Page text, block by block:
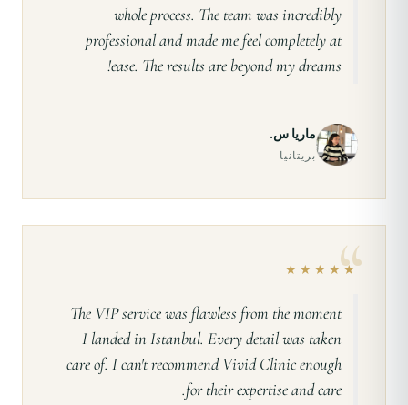
whole process. The team was incredibly
professional and made me feel completely at
ease. The results are beyond my dreams!
ماریا س.
بریتانیا
★★★★★
The VIP service was flawless from the moment
I landed in Istanbul. Every detail was taken
care of. I can't recommend Vivid Clinic enough
for their expertise and care.